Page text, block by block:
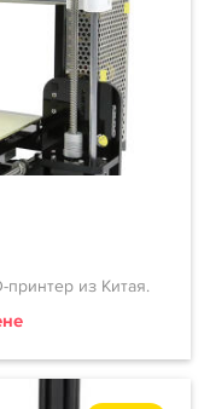
из Китая.